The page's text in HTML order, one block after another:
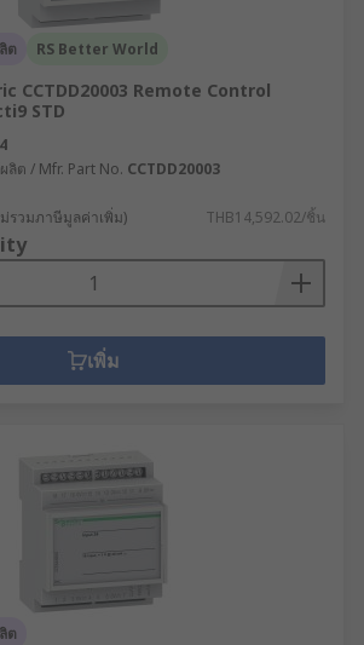
ต RS Better World
CCTDD20003 Remote Control
STD
ลิต / Mfr. Part No. CCTDD20003
รวมภาษีมูลค่าเพิ่ม) THB14,592.02/ชิ้น
เพิ่ม
ต